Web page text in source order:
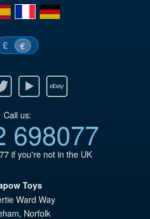
fr de
£ €
Ebay
Call us:
698077
if you're not in the UK
Toys
Ward Way
, Norfolk